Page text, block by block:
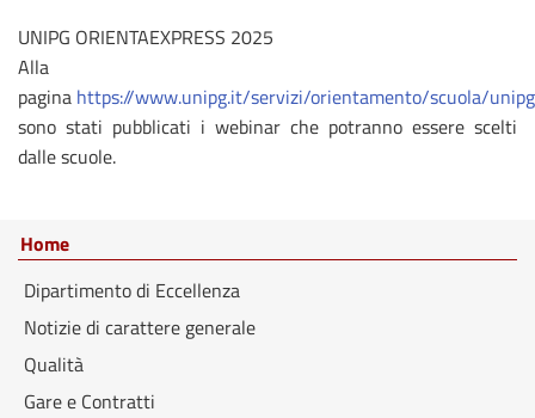
UNIPG ORIENTAEXPRESS 2025
Alla
pagina https://www.unipg.it/servizi/orientamento/scuola/
sono stati pubblicati i webinar che potranno essere scelti
dalle scuole.
Home
Dipartimento di Eccellenza
Notizie di carattere generale
Qualità
Gare e Contratti